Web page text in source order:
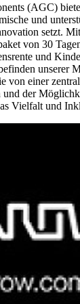
(AGC)
und
setzt.
von 30
und
unserer
von einer
und der
Vielfalt und